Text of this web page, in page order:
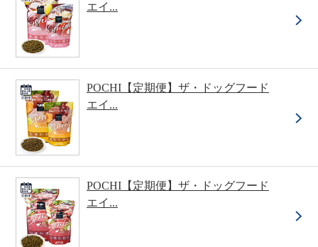
エイ...
POCHI【定期便】ザ・ドッグフード
エイ...
POCHI【定期便】ザ・ドッグフード
エイ...